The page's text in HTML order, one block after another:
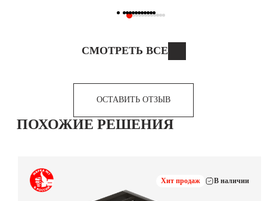
СМОТРЕТЬ ВСЕ
ОСТАВИТЬ ОТЗЫВ
ПОХОЖИЕ РЕШЕНИЯ
Хит продаж В наличии